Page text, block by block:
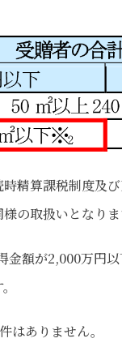
精算課税制度及
の取扱いとなりま
額が2,000万円
はありません。